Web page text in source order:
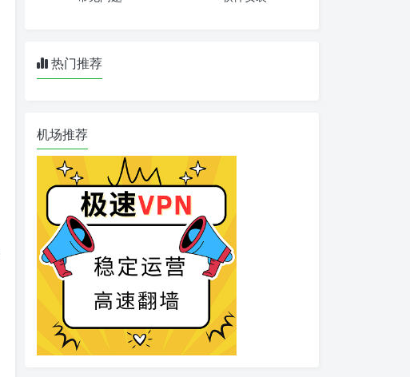
热门推荐
机场推荐